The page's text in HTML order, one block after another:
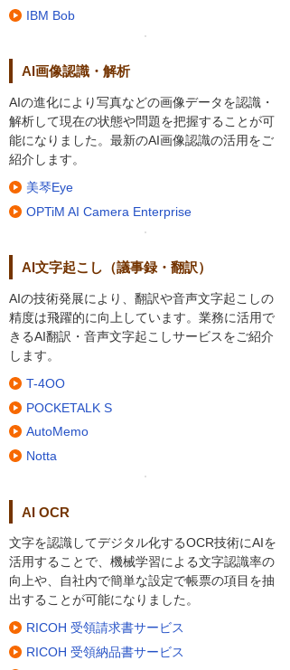
IBM Bob
AI画像認識・解析
AIの進化により写真などの画像データを認識・
解析して現在の状態や問題を把握することが可
能になりました。最新のAI画像認識の活用をご
紹介します。
美琴Eye
OPTiM AI Camera Enterprise
AI文字起こし（議事録・翻訳）
AIの技術発展により、翻訳や音声文字起こしの
精度は飛躍的に向上しています。業務に活用で
きるAI翻訳・音声文字起こしサービスをご紹介
します。
T-4OO
POCKETALK S
AutoMemo
Notta
AI OCR
文字を認識してデジタル化するOCR技術にAIを
活用することで、機械学習による文字認識率の
向上や、自社内で簡単な設定で帳票の項目を抽
出することが可能になりました。
RICOH 受領請求書サービス
RICOH 受領納品書サービス